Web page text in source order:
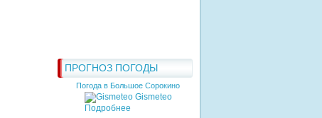
ПРОГНОЗ ПОГОДЫ
Погода в Большое Сорокино
Gismeteo
Подробнее